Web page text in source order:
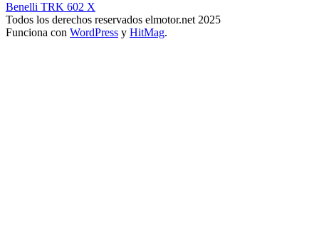
Benelli TRK 602 X
Todos los derechos reservados elmotor.net 2025
Funciona con WordPress y HitMag.